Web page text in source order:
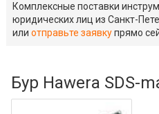
Комплексные поставки
юридических лиц из Санкт-
или отправьте заявкупрямо
Бур Hawera SDS-